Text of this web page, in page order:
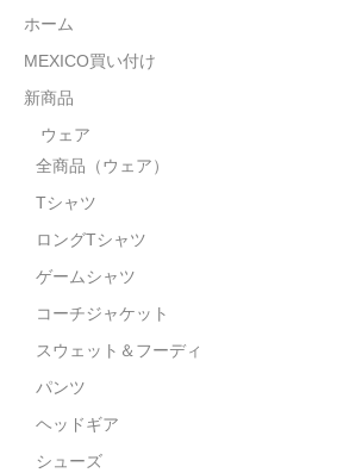
シューズ
ORIGINAL
STILL 90’s
Chicano Life
Por Vida
全商品（ORIGINAL）
ホーム
MEXICO買い付け
新商品
ウェア
全商品（ウェア）
Tシャツ
ロングTシャツ
ゲームシャツ
コーチジャケット
スウェット＆フーディ
パンツ
ヘッドギア
シューズ